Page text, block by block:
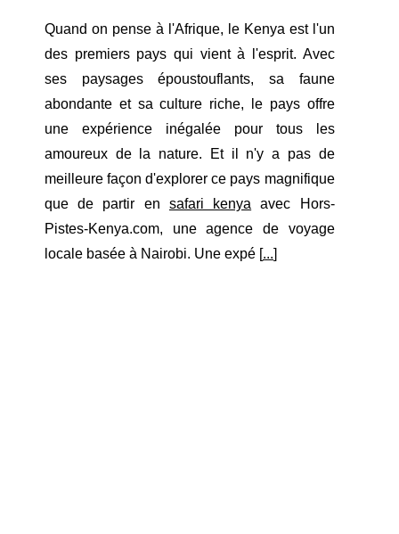
Quand on pense à l'Afrique, le Kenya est l'un
des premiers pays qui vient à l'esprit. Avec
ses paysages époustouflants, sa faune
abondante et sa culture riche, le pays offre
une expérience inégalée pour tous les
amoureux de la nature. Et il n'y a pas de
meilleure façon d'explorer ce pays magnifique
que de partir en safari kenya avec Hors-
Pistes-Kenya.com, une agence de voyage
locale basée à Nairobi. Une expé [...]